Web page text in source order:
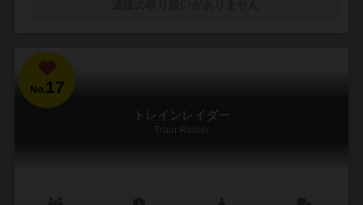
No.17
トレインレイダー
Train Raider